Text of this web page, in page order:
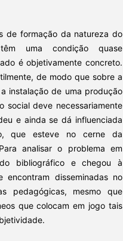
de formação da natureza do
uma condição quase
é objetivamente concreto.
de modo que sobre a
instalação de uma produção
social deve necessariamente
e ainda se dá influenciada
que esteve no cerne da
analisar o problema em
bibliográfico e chegou à
disseminadas no
pedagógicas, mesmo que
que colocam em jogo tais